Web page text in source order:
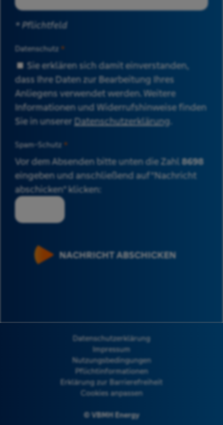
* Pflichtfeld
Datenschutz *
Sie erklären sich damit einverstanden,
dass Ihre Daten zur Bearbeitung Ihres
Anliegens verwendet werden. Weitere
Informationen und Widerrufshinweise finden
Sie in unserer Datenschutzerklärung.
Spam-Schutz *
Vor dem Absenden bitte unten die Zahl8698
eingeben und anschließend auf "Nachricht
abschicken" klicken:
NACHRICHT ABSCHICKEN
Datenschutzerklärung
Impressum
Nutzungsbedingungen
Pflichtinformationen
Erklärung zur Barrierefreiheit
Cookies anpassen
© VBMH Energy